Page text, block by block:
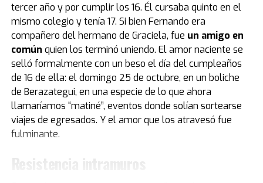
El proceso para que las llaves de aquel mítico auto
deportivo llegaran a las manos de Maradona fue
caótico.
Guillermo Coppola, exmanager del Diez, tuvo
que convencer al mismísimo Enzo Ferrari de pintar de
negro un modelo que solo conocía el rojo. Luego,
gestionó la venta del coche en un aeropuerto por un
precio mayor al que había pagado originalmente, con el
fin de reconciliar a Ferlaino con Diego. Algo de esa
historia estuvo presente en Buenos Aires.
tercer año y por cumplir los 16. Él cursaba quinto en el
mismo colegio y tenía 17. Si bien Fernando era
compañero del hermano de Graciela, fue un amigo en
común quien los terminó uniendo. El amor naciente se
selló formalmente con un beso el día del cumpleaños
de 16 de ella: el domingo 25 de octubre, en un boliche
de Berazategui, en una especie de lo que ahora
llamaríamos “matiné”, eventos donde solían sortearse
viajes de egresados. Y el amor que los atravesó fue
fulminante.